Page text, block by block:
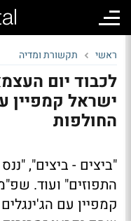
ראשי תקשורת ומדיה
לכבוד יום
החולפות
"ביצים - ביצים",
קמפיין עם